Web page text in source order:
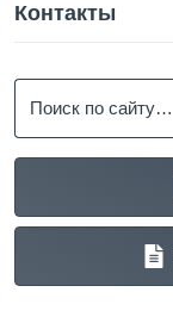
Контакты